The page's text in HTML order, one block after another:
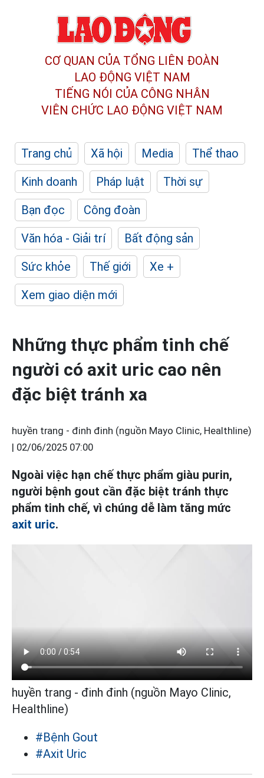
CƠ QUAN CỦA TỔNG LIÊN ĐOÀN
LAO ĐỘNG VIỆT NAM
TIẾNG NÓI CỦA CÔNG NHÂN
VIÊN CHỨC LAO ĐỘNG VIỆT NAM
Trang chủ Xã hội Media
Thể thao
Kinh doanh
Pháp luật
Thời sự
Bạn đọc
Công đoàn
Văn hóa - Giải trí
Bất động sản
Sức khỏe
Thế giới
Xe +
Xem giao diện mới
Những thực phẩm tinh chế
người có axit uric cao nên
đặc biệt tránh xa
huyền trang - đinh đinh (nguồn Mayo Clinic, Healthline)
| 02/06/2025 07:00
Ngoài việc hạn chế thực phẩm giàu purin,
người bệnh gout cần đặc biệt tránh thực
phẩm tinh chế, vì chúng dễ làm tăng mức
axit uric.
huyền trang - đinh đinh (nguồn Mayo Clinic,
Healthline)
#Bệnh Gout
#Axit Uric